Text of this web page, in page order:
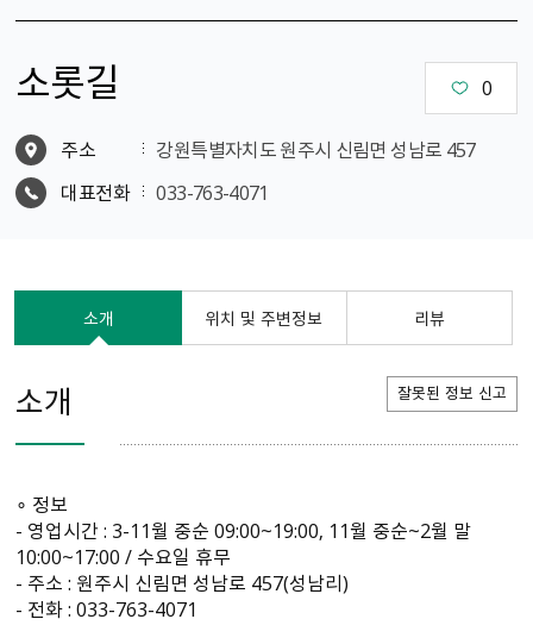
소롯길 0
주소
강원특별자치도 원주시 신림면 성남로 457
대표전화
033-763-4071
소개 위치 및 주변정보 리뷰
소개 잘못된 정보 신고
∘ 정보
- 영업시간 : 3-11월 중순 09:00~19:00, 11월 중순~2월 말
10:00~17:00 / 수요일 휴무
- 주소 : 원주시 신림면 성남로 457(성남리)
- 전화 : 033-763-4071